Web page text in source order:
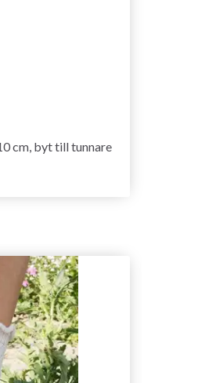
cm, byt till tunnare